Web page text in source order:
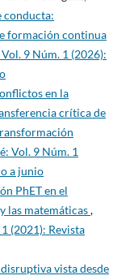
conducta:
formación continua
9 Núm. 1 (2026):
en la
crítica de
Vol. 9 Núm. 1
a junio
PhET en el
las matemáticas,
(2021): Revista
vista desde